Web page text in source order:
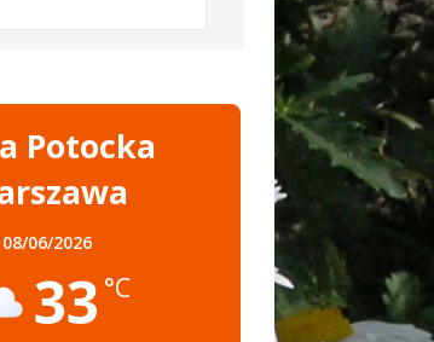
Potocka
08/06/2026
33 °C